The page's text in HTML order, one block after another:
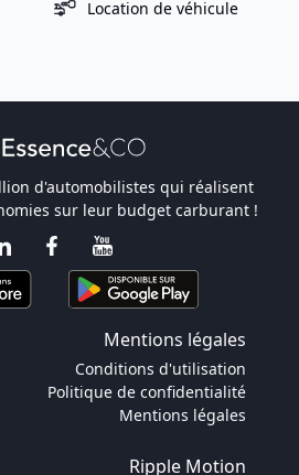
Location de véhicule
d'automobilistes qui réalisent
sur leur budget carburant !
Mentions légales
Conditions d'utilisation
Politique de confidentialité
Mentions légales
Ripple Motion